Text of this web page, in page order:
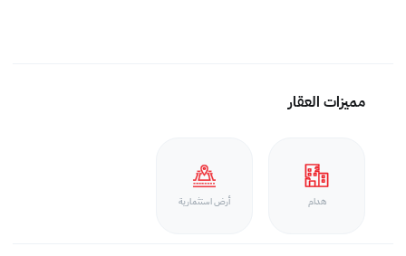
مميزات العقار
هدام أرض استثمارية